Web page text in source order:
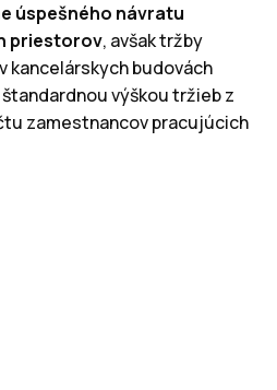
úspešného návratu
priestorov, avšak tržby
kancelárskych budovách
výškou tržieb z
zamestnancov pracujúcich